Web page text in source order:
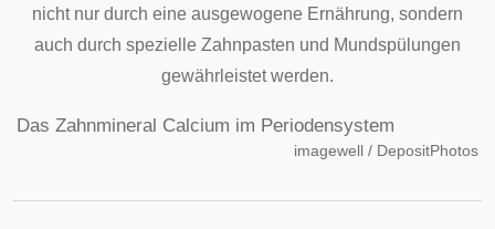
nicht nur durch eine ausgewogene Ernährung, sondern
auch durch spezielle Zahnpasten und Mundspülungen
gewährleistet werden.
Das Zahnmineral Calcium im Periodensystem
imagewell / DepositPhotos